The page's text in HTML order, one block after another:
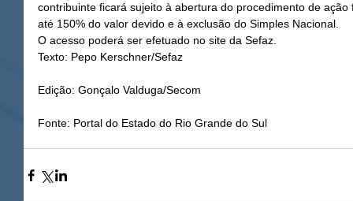
contribuinte ficará sujeito à abertura do procedimento de
até 150% do valor devido e à exclusão do Simples Nacional.
O acesso poderá ser efetuado no site da Sefaz.
Texto: Pepo Kerschner/Sefaz
Edição: Gonçalo Valduga/Secom
Fonte: Portal do Estado do Rio Grande do Sul